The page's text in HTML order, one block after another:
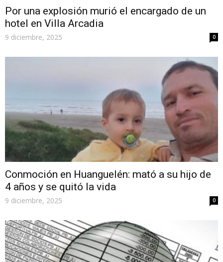
Por una explosión murió el encargado de un
hotel en Villa Arcadia
9 diciembre, 2025 0
Conmoción en Huanguelén: mató a su hijo de
4 años y se quitó la vida
9 diciembre, 2025 0